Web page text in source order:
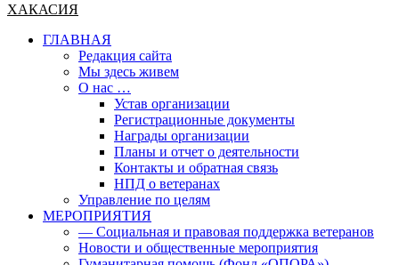
ХАКАСИЯ
ГЛАВНАЯ
Редакция сайта
Мы здесь живем
О нас …
Устав организации
Регистрационные документы
Награды организации
Планы и отчет о деятельности
Контакты и обратная связь
НПД о ветеранах
Управление по целям
МЕРОПРИЯТИЯ
— Социальная и правовая поддержка ветеранов
Новости и общественные мероприятия